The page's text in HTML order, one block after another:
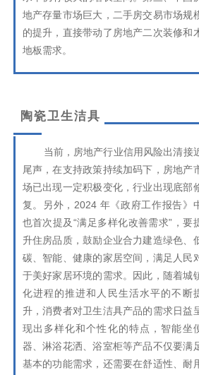
地产存量市场巨大，二手房交易市场规
的提升，直接带动了房地产二次装修和
地板需求。
陶瓷卫生洁具
当前，房地产行业信用风险出清接
尾声，在支持政策持续加码下，房地产
场已出现一定积极变化，行业出现底部
复。另外，2024 年《政府工作报告》
也首次提及“满足多样化改善需求”，要
升住房品质，鼓励企业合力建造绿色、
碳、智能、健康的家居空间，满足人民
于美好家居环境的需求。因此，随着城
化进程的推进和人民生活水平的不断
升，消费者对卫生洁具产品的需求日益
现出多样化和个性化的特点，智能坐
器、淋浴花洒、浴室柜等产品不仅要满
基本的功能需求，还需要在舒适性、耐